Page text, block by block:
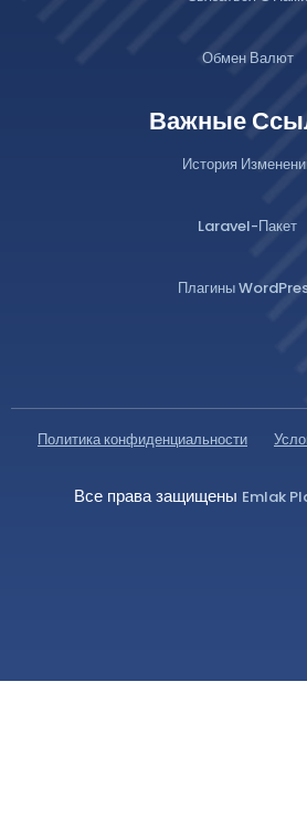
Обмен Валют
Важные
История
Laravel-Пакет
Плагины
Политика конфиденциальности
Все права защищены Emlak